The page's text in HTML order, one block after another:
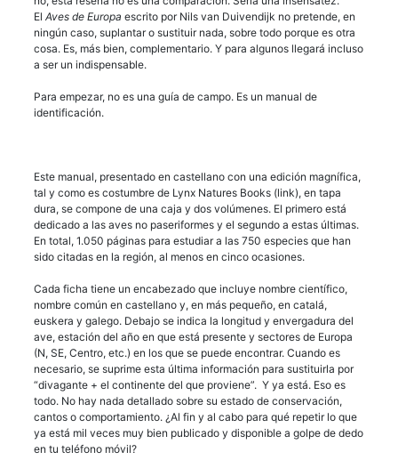
El Aves de Europa escrito por Nils van Duivendijk no pretende, en
ningún caso, suplantar o sustituir nada, sobre todo porque es otra
cosa. Es, más bien, complementario. Y para algunos llegará incluso
a ser un indispensable.
Para empezar, no es una guía de campo. Es un manual de
identificación.
Este manual, presentado en castellano con una edición magnífica,
tal y como es costumbre de Lynx Natures Books (link), en tapa
dura, se compone de una caja y dos volúmenes. El primero está
dedicado a las aves no paseriformes y el segundo a estas últimas.
En total, 1.050 páginas para estudiar a las 750 especies que han
sido citadas en la región, al menos en cinco ocasiones.
Cada ficha tiene un encabezado que incluye nombre científico,
nombre común en castellano y, en más pequeño, en catalá,
euskera y galego. Debajo se indica la longitud y envergadura del
ave, estación del año en que está presente y sectores de Europa
(N, SE, Centro, etc.) en los que se puede encontrar. Cuando es
necesario, se suprime esta última información para sustituirla por
“divagante + el continente del que proviene”. Y ya está. Eso es
todo. No hay nada detallado sobre su estado de conservación,
cantos o comportamiento. ¿Al fin y al cabo para qué repetir lo que
ya está mil veces muy bien publicado y disponible a golpe de dedo
en tu teléfono móvil?